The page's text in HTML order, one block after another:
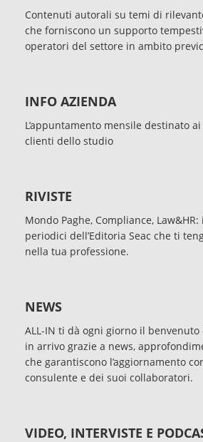
Contenuti autorali su temi di
che forniscono un supporto
operatori del settore in ambito
INFO AZIENDA
L’appuntamento mensile destinato ai
clienti dello studio
RIVISTE
Mondo Paghe, Compliance,
periodici dell’Editoria Seac che ti
nella tua professione.
NEWS
ALL-IN ti dà ogni giorno il
in arrivo grazie a news,
che garantiscono l’aggiornamento
consulente e dei suoi collaboratori.
VIDEO, INTERVISTE E